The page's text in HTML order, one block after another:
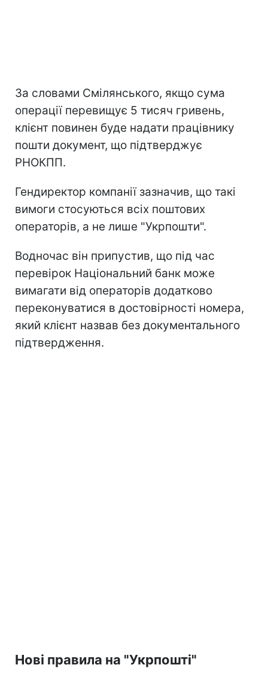
За словами Смілянського, якщо сума
операції перевищує 5 тисяч гривень,
клієнт повинен буде надати працівнику
пошти документ, що підтверджує
РНОКПП.
Гендиректор компанії зазначив, що такі
вимоги стосуються всіх поштових
операторів, а не лише "Укрпошти".
Водночас він припустив, що під час
перевірок Національний банк може
вимагати від операторів додатково
переконуватися в достовірності номера,
який клієнт назвав без документального
підтвердження.
Нові правила на "Укрпошті"